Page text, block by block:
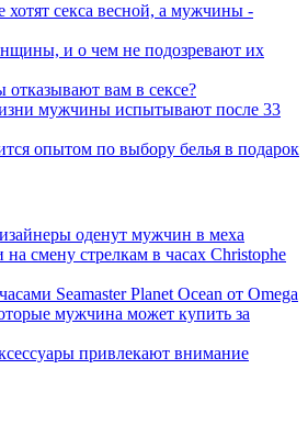
секса весной, а мужчины -
и о чем не подозревают их
вам в сексе?
мужчины испытывают после 33
опытом по выбору белья в подарок
оденут мужчин в меха
смену стрелкам в часах Christophe
Seamaster Planet Ocean от Omega
мужчина может купить за
привлекают внимание